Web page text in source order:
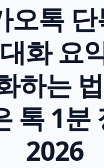
오톡
대화 요
하는
톡 1분
2026